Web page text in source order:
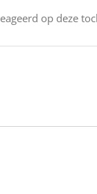
op deze